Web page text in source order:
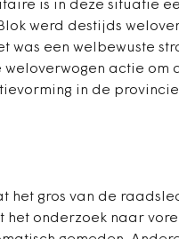
is in deze situatie
werd destijds
was een welbewuste
actie om
in de
het gros van de
het onderzoek naar